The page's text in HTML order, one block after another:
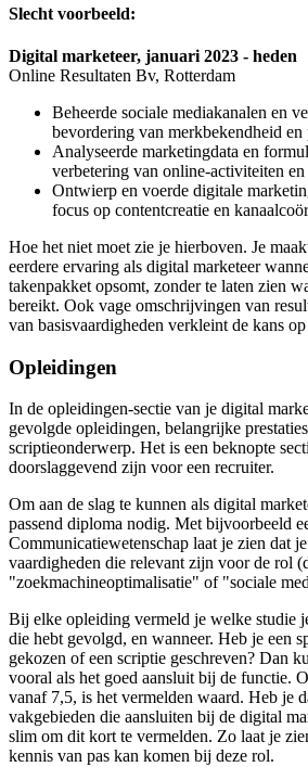
Slecht voorbeeld:
Digital marketeer, januari 2023 - heden
Online Resultaten Bv, Rotterdam
Beheerde sociale mediakanalen en
bevordering van merkbekendheid
Analyseerde marketingdata en
verbetering van online-activiteiten en
Ontwierp en voerde digitale
focus op contentcreatie en
Hoe het niet moet zie je hierboven. Je
eerdere ervaring als digital marketeer
takenpakket opsomt, zonder te laten zien
bereikt. Ook vage omschrijvingen van
van basisvaardigheden verkleint de kans
Opleidingen
In de opleidingen-sectie van je digital
gevolgde opleidingen, belangrijke
scriptieonderwerp. Het is een beknopte
doorslaggevend zijn voor een recruiter.
Om aan de slag te kunnen als digital
passend diploma nodig. Met bijvoorbeeld
Communicatiewetenschap laat je zien dat
vaardigheden die relevant zijn voor de rol
"zoekmachineoptimalisatie" of "sociale
Bij elke opleiding vermeld je welke studie
die hebt gevolgd, en wanneer. Heb je een
gekozen of een scriptie geschreven? Dan
vooral als het goed aansluit bij de functie.
vanaf 7,5, is het vermelden waard. Heb je
vakgebieden die aansluiten bij de digital
slim om dit kort te vermelden. Zo laat je
kennis van pas kan komen bij deze rol.